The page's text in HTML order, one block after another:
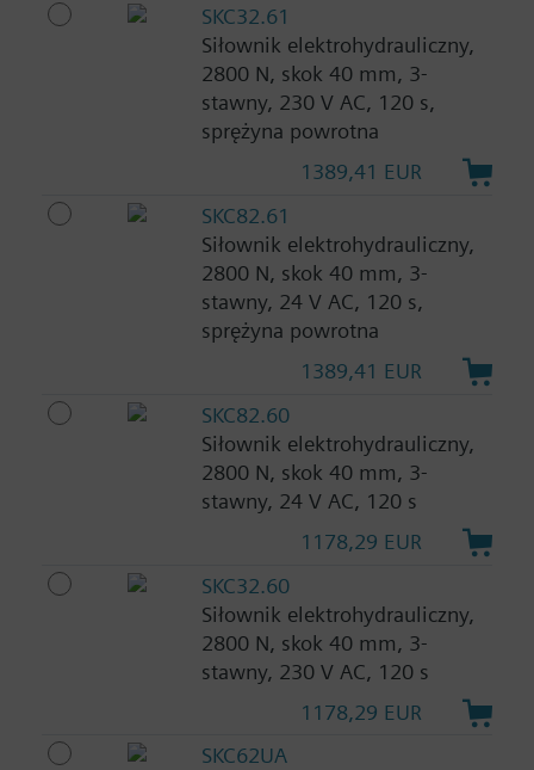
SKC32.61
Siłownik elektrohydrauliczny,
2800 N, skok 40 mm, 3-
stawny, 230 V AC, 120 s,
sprężyna powrotna
1389,41 EUR
SKC82.61
Siłownik elektrohydrauliczny,
2800 N, skok 40 mm, 3-
stawny, 24 V AC, 120 s,
sprężyna powrotna
1389,41 EUR
SKC82.60
Siłownik elektrohydrauliczny,
2800 N, skok 40 mm, 3-
stawny, 24 V AC, 120 s
1178,29 EUR
SKC32.60
Siłownik elektrohydrauliczny,
2800 N, skok 40 mm, 3-
stawny, 230 V AC, 120 s
1178,29 EUR
SKC62UA